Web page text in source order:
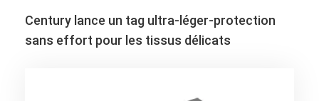
Century lance un tag ultra-léger-protection
sans effort pour les tissus délicats